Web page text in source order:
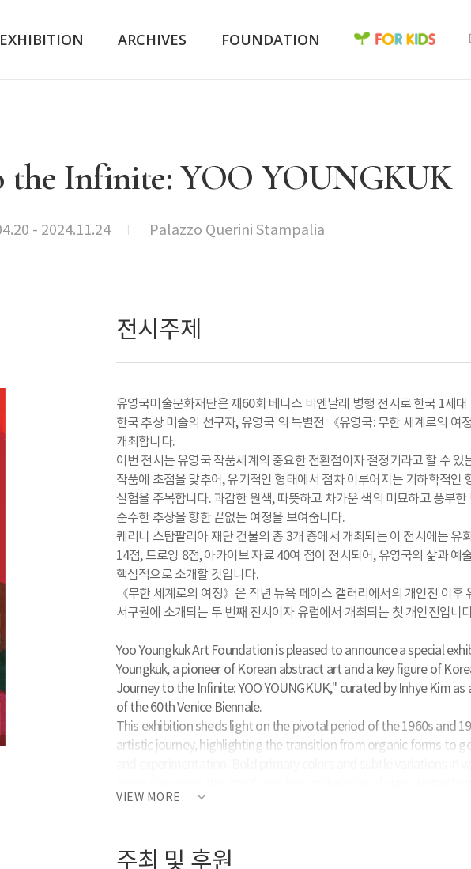
EXHIBITION ARCHIVES FOUNDATION
the Infinite: YOO YOUNGKUK
- 2024.11.24 Palazzo Querini Stampalia
전시주제
유영국미술문화재단은 제60회 베니스 비엔날레 병행 전시로 한국 1세
한국 추상 미술의 선구자, 유영국 의 특별전 《유영국: 무한 세계로의 여
개최합니다.
이번 전시는 유영국 작품세계의 중요한 전환점이자 절정기라고 할 수 있
작품에 초점을 맞추어, 유기적인 형태에서 점차 이루어지는 기하학적인
실험을 주목합니다. 과감한 원색, 따뜻하고 차가운 색의 미묘하고 풍부한
순수한 추상을 향한 끝없는 여정을 보여줍니다.
퀘리니 스탐팔리아 재단 건물의 총 3개 층에서 개최되는 이 전시에는 유
14점, 드로잉 8점, 아카이브 자료 40여 점이 전시되어, 유영국의 삶과 예
핵심적으로 소개할 것입니다.
《무한 세계로의 여정》은 작년 뉴욕 페이스 갤러리에서의 개인전 이후
서구권에 소개되는 두 번째 전시이자 유럽에서 개최되는 첫 개인전입니
Yoo Youngkuk Art Foundation is pleased to announce a special
Youngkuk, a pioneer of Korean abstract art and a key figure of
Journey to the Infinite: YOO YOUNGKUK," curated by Inhye Kim as
of the 60th Venice Biennale.
This exhibition sheds light on the pivotal period of the 1960s and
artistic journey, highlighting the transition from organic forms to
Held across three floors of the Palazzo Querini Stampalia, the
"A Journey to the Infinite" is not only Yoo Youngkuk's second
VIEW MORE
주최 및 후원